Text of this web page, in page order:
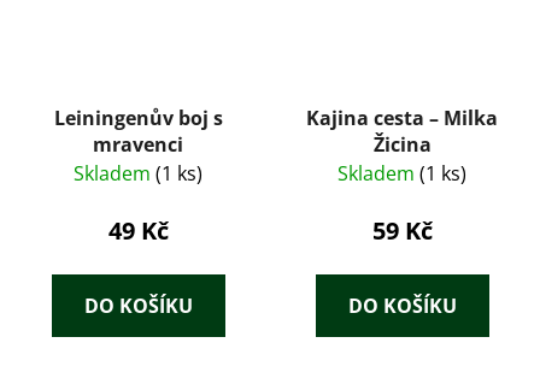
Leiningenův boj s
mravenci
Skladem (1 ks)
49 Kč
DO KOŠÍKU
Kajina cesta – Milka
Žicina
Skladem (1 ks)
59 Kč
DO KOŠÍKU